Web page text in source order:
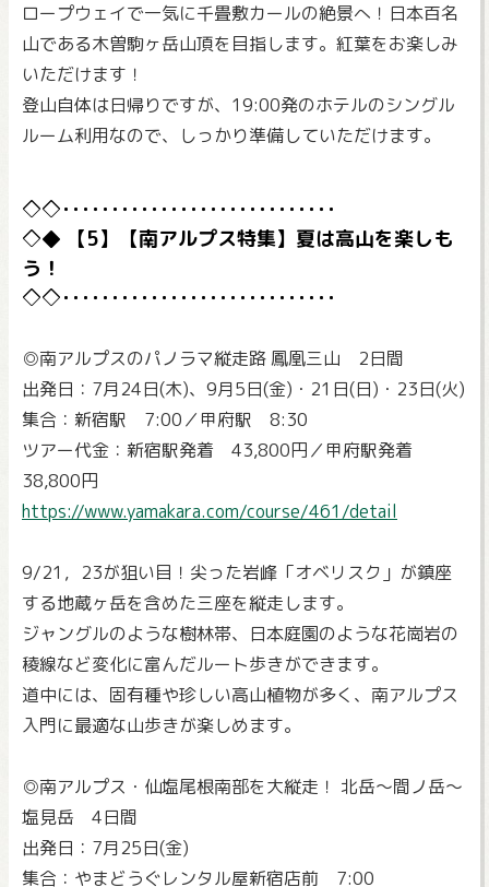
ロープウェイで一気に千畳敷カールの絶景へ！日本百名
山である木曽駒ヶ岳山頂を目指します。紅葉をお楽しみ
いただけます！
登山自体は日帰りですが、19:00発のホテルのシングル
ルーム利用なので、しっかり準備していただけます。
【5】【南アルプス特集】夏は高山を楽しも
う！
◎南アルプスのパノラマ縦走路 鳳凰三山 2日間
出発日：7月24日(木)、9月5日(金)・21日(日)・23日(火)
集合：新宿駅 7:00／甲府駅 8:30
ツアー代金：新宿駅発着 43,800円／甲府駅発着
38,800円
https://www.yamakara.com/course/461/detail
9/21，23が狙い目！尖った岩峰「オベリスク」が鎮座
する地蔵ヶ岳を含めた三座を縦走します。
ジャングルのような樹林帯、日本庭園のような花崗岩の
稜線など変化に富んだルート歩きができます。
道中には、固有種や珍しい高山植物が多く、南アルプス
入門に最適な山歩きが楽しめます。
◎南アルプス・仙塩尾根南部を大縦走！ 北岳～間ノ岳～
塩見岳 4日間
出発日：7月25日(金)
集合：やまどうぐレンタル屋新宿店前 7:00